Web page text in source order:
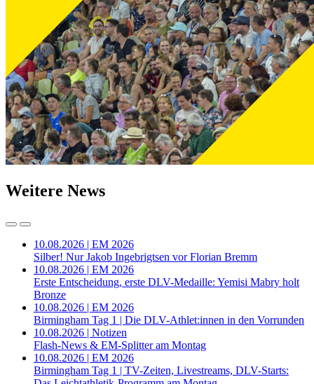
Weitere News
10.08.2026 | EM 2026
Silber! Nur Jakob Ingebrigtsen vor Florian Bremm
10.08.2026 | EM 2026
Erste Entscheidung, erste DLV-Medaille: Yemisi Mabry holt
Bronze
10.08.2026 | EM 2026
Birmingham Tag 1 | Die DLV-Athlet:innen in den Vorrunden
10.08.2026 | Notizen
Flash-News & EM-Splitter am Montag
10.08.2026 | EM 2026
Birmingham Tag 1 | TV-Zeiten, Livestreams, DLV-Starts: